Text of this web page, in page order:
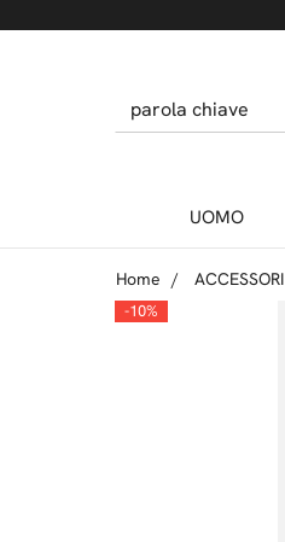
UOMO
Home ACCESSORI
-10%